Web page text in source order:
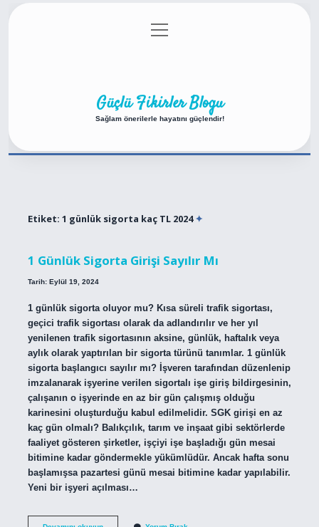
Gizlilik Politikası
menüyü
aç
Güçlü Fikirler Blogu
Sağlam önerilerle hayatını güçlendir!
Etiket: 1 günlük sigorta kaç TL 2024
1 Günlük Sigorta Girişi Sayılır Mı
Tarih: Eylül 19, 2024
1 günlük sigorta oluyor mu? Kısa süreli trafik sigortası,
geçici trafik sigortası olarak da adlandırılır ve her yıl
yenilenen trafik sigortasının aksine, günlük, haftalık veya
aylık olarak yaptırılan bir sigorta türünü tanımlar. 1 günlük
sigorta başlangıcı sayılır mı? İşveren tarafından düzenlenip
imzalanarak işyerine verilen sigortalı işe giriş bildirgesinin,
çalışanın o işyerinde en az bir gün çalışmış olduğu
karinesini oluşturduğu kabul edilmelidir. SGK girişi en az
kaç gün olmalı? Balıkçılık, tarım ve inşaat gibi sektörlerde
faaliyet gösteren şirketler, işçiyi işe başladığı gün mesai
bitimine kadar göndermekle yükümlüdür. Ancak hafta sonu
başlamışsa pazartesi günü mesai bitimine kadar yapılabilir.
Yeni bir işyeri açılması…